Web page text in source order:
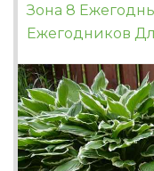
Зона 8
Ежегодников